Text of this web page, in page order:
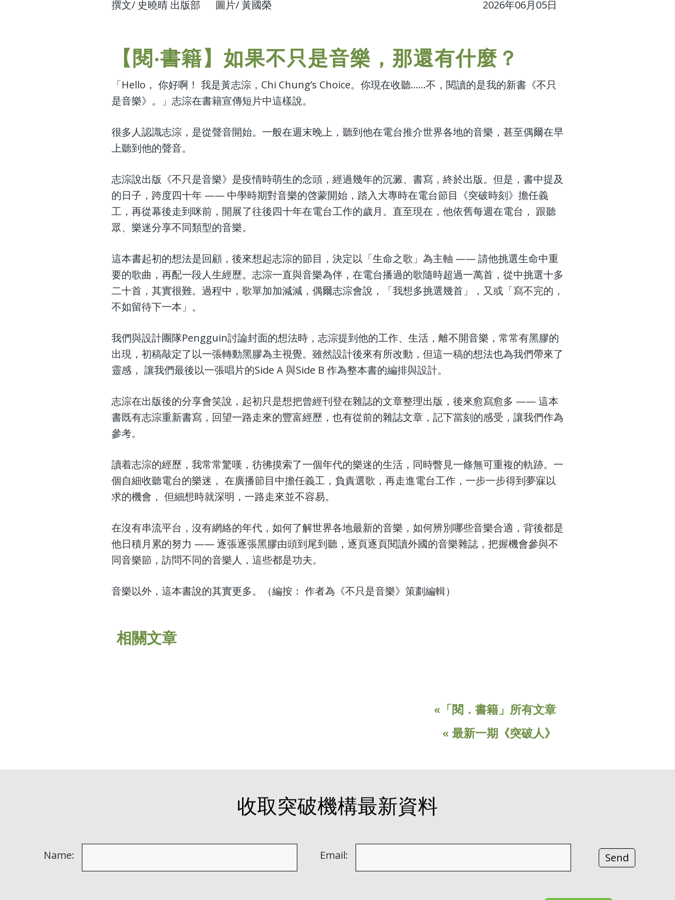
撰文/ 史曉晴 出版部 圖片/ 黃國榮 2026年06月05日
【閱‧書籍】如果不只是音樂，那還有什麼？
「Hello， 你好啊！ 我是黃志淙，Chi Chung’s Choice。你現在收聽……不，閱讀的是我的新書《不只
是音樂》。」志淙在書籍宣傳短片中這樣說。
很多人認識志淙，是從聲音開始。一般在週末晚上，聽到他在電台推介世界各地的音樂，甚至偶爾在早
上聽到他的聲音。
志淙說出版《不只是音樂》是疫情時萌生的念頭，經過幾年的沉澱、書寫，終於出版。但是，書中提及
的日子，跨度四十年 —— 中學時期對音樂的啓蒙開始，踏入大專時在電台節目《突破時刻》擔任義
工，再從幕後走到咪前，開展了往後四十年在電台工作的歲月。直至現在，他依舊每週在電台， 跟聽
眾、樂迷分享不同類型的音樂。
這本書起初的想法是回顧，後來想起志淙的節目，決定以「生命之歌」為主軸 —— 請他挑選生命中重
要的歌曲，再配一段人生經歷。志淙一直與音樂為伴，在電台播過的歌隨時超過一萬首，從中挑選十多
二十首，其實很難。過程中，歌單加加減減，偶爾志淙會說，「我想多挑選幾首」，又或「寫不完的，
不如留待下一本」。
我們與設計團隊Pengguin討論封面的想法時，志淙提到他的工作、生活，離不開音樂，常常有黑膠的
出現，初稿敲定了以一張轉動黑膠為主視覺。雖然設計後來有所改動，但這一稿的想法也為我們帶來了
靈感， 讓我們最後以一張唱片的Side A 與Side B 作為整本書的編排與設計。
志淙在出版後的分享會笑說，起初只是想把曾經刊登在雜誌的文章整理出版，後來愈寫愈多 —— 這本
書既有志淙重新書寫，回望一路走來的豐富經歷，也有從前的雜誌文章，記下當刻的感受，讓我們作為
參考。
讀着志淙的經歷，我常常驚嘆，彷彿摸索了一個年代的樂迷的生活，同時瞥見一條無可重複的軌跡。一
個自細收聽電台的樂迷， 在廣播節目中擔任義工，負責選歌，再走進電台工作，一步一步得到夢寐以
求的機會， 但細想時就深明，一路走來並不容易。
在沒有串流平台，沒有網絡的年代，如何了解世界各地最新的音樂，如何辨別哪些音樂合適，背後都是
他日積月累的努力 —— 逐張逐張黑膠由頭到尾到聽，逐頁逐頁閱讀外國的音樂雜誌，把握機會參與不
同音樂節，訪問不同的音樂人，這些都是功夫。
音樂以外，這本書說的其實更多。（編按： 作者為《不只是音樂》策劃編輯）
相關文章
«「閱．書籍」所有文章
« 最新一期《突破人》
收取突破機構最新資料
Name: Email: